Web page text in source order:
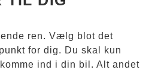
ren. Vælg blot det
for dig. Du skal kun
ind i din bil. Alt andet